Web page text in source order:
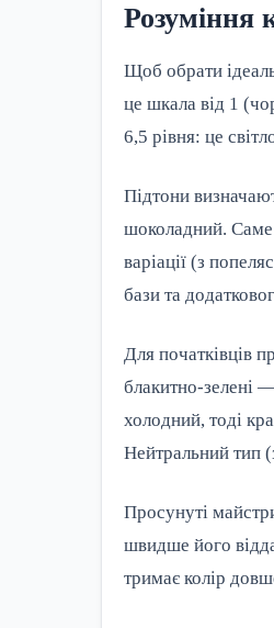
Розуміння
Щоб обрати
це шкала від 1
6,5 рівня: це
Підтони
шоколадний. Саме
варіації (з
бази та
Для початківців
блакитно-зелені
холодний, тоді
Нейтральний тип
Просунуті
швидше його
тримає колір